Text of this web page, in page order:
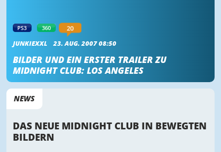
PS3 360
20
JUNKIEXXL
23. AUG. 2007 08:50
BILDER UND EIN ERSTER TRAILER ZU
MIDNIGHT CLUB: LOS ANGELES
NEWS
DAS NEUE MIDNIGHT CLUB IN BEWEGTEN
BILDERN